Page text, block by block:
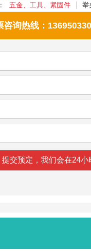
五金、工具、紧固件 举
咨询热线：